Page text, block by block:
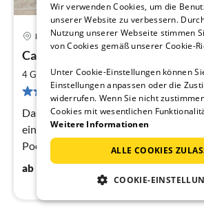
Monte Pego
Casa Relojero AT - 441470 - A
4 Gäste120 m22Schlafzimmer
4 Bewertungen
Das Ferienhaus, 120 m*, ist komplett
eingerichtet. Der gr. Garten mit einem neuen 8*4 gr.
Pool, verspricht zahlreiche gemütliche
Freien.
ab 138€/ Nacht
Wir verwenden Cookies, um die
unserer Website zu verbessern.
Nutzung unserer Webseite stimmen
von Cookies gemäß unserer Cookie-
Unter Cookie-Einstellungen können
Einstellungen anpassen oder die
widerrufen. Wenn Sie nicht
Cookies mit wesentlichen
Weitere Informationen
ALLE COOKIES
COOKIE-